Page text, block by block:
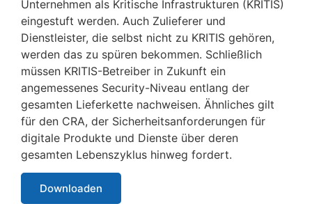
Unternehmen als Kritische Infrastrukturen (KRITIS)
eingestuft werden. Auch Zulieferer und
Dienstleister, die selbst nicht zu KRITIS gehören,
werden das zu spüren bekommen. Schließlich
müssen KRITIS-Betreiber in Zukunft ein
angemessenes Security-Niveau entlang der
gesamten Lieferkette nachweisen. Ähnliches gilt
für den CRA, der Sicherheitsanforderungen für
digitale Produkte und Dienste über deren
gesamten Lebenszyklus hinweg fordert.
Downloaden